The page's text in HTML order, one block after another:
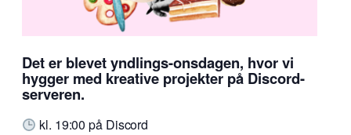
Det er blevet yndlings-onsdagen, hvor vi
hygger med kreative projekter på Discord-
serveren.
kl. 19:00 på Discord